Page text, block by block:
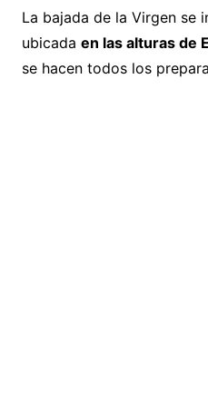
La bajada de la Virgen se
ubicada en las alturas de
se hacen todos los